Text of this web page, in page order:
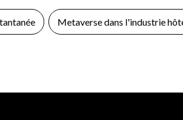
Metaverse dans l'industrie